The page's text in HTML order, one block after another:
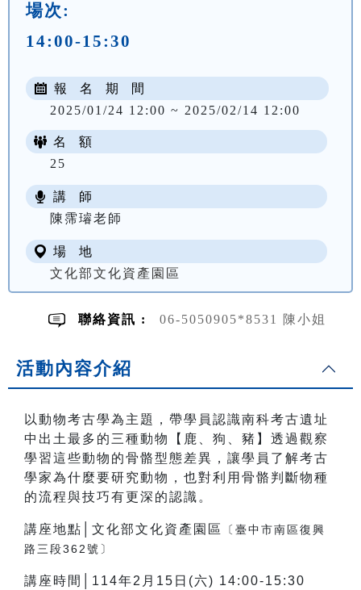
場次:
14:00-15:30
報 名 期 間
2025/01/24 12:00 ~ 2025/02/14 12:00
名 額
25
講 師
陳霈璿老師
場 地
文化部文化資產園區
聯絡資訊 : 06-5050905*8531 陳小姐
活動內容介紹
以動物考古學為主題，帶學員認識南科考古遺址
中出土最多的三種動物【鹿、狗、豬】透過觀察
學習這些動物的骨骼型態差異，讓學員了解考古
學家為什麼要研究動物，也對利用骨骼判斷物種
的流程與技巧有更深的認識。
講座地點│文化部文化資產園區
〔臺中市南區復興
路三段362號〕
講座時間│114年2月15日(六) 14:00-15:30